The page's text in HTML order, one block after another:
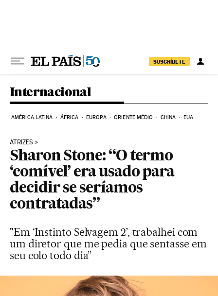
SUSCRÍBETE
Internacional
AMÉRICA LATINA ÁFRICA EUROPA ORIENTE MÉDIO CHINA EUA
ATRIZES
Sharon Stone: “O termo
‘comível’ era usado para
decidir se seríamos
contratadas”
"Em ‘Instinto Selvagem 2’, trabalhei com
um diretor que me pedia que sentasse em
seu colo todo dia”